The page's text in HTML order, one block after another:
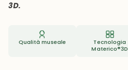
3D.
Qualità museale
Tecnologia
Materico®3D